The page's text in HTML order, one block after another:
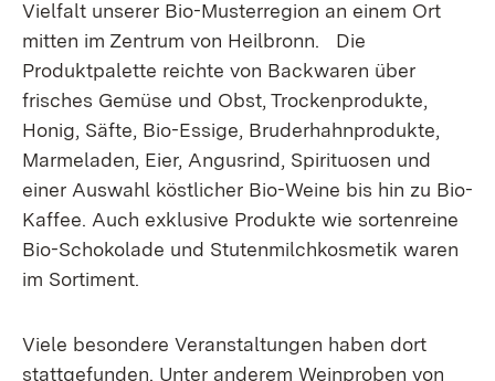
Vielfalt unserer Bio-Musterregion an einem Ort
mitten im Zentrum von Heilbronn. Die
Produktpalette reichte von Backwaren über
frisches Gemüse und Obst, Trockenprodukte,
Honig, Säfte, Bio-Essige, Bruderhahnprodukte,
Marmeladen, Eier, Angusrind, Spirituosen und
einer Auswahl köstlicher Bio-Weine bis hin zu Bio-
Kaffee. Auch exklusive Produkte wie sortenreine
Bio-Schokolade und Stutenmilchkosmetik waren
im Sortiment.
Viele besondere Veranstaltungen haben dort
stattgefunden. Unter anderem Weinproben von